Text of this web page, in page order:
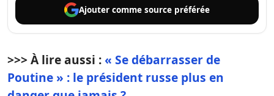
Ajouter comme source préférée
>>> À lire aussi :« Se débarrasser de
Poutine » : le président russe plus en